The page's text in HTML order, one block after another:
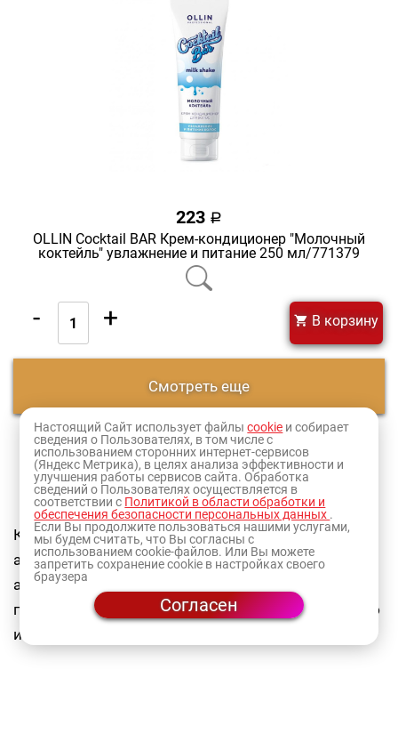
223 a
OLLIN Cocktail BAR Крем-кондиционер "Молочный
коктейль" увлажнение и питание 250 мл/771379
- + В корзину
Смотреть еще
1 2
Оформите заказ и товар доставят в ближайший к
ваммагазинили по адресу.
Каждый месяц мы формируем интересные
акционные предложения. В акционном
ассортименте вы найдете как новинки, так и
полулярную наиболее востребованную продукцию
известных брендов.
Настоящий Сайт использует файлыcookie и собирает
сведения о Пользователях, в том числе с
использованием сторонних интернет-сервисов
(Яндекс Метрика), в целях анализа эффективности и
улучшения работы сервисов сайта. Обработка
сведений о Пользователях осуществляется в
соответствии с Политикой в области обработки и
обеспечения безопасности персональных данных .
Если Вы продолжите пользоваться нашими услугами,
мы будем считать, что Вы согласны с
использованием cookie-файлов. Или Вы можете
запретить сохранение cookie в настройках своего
браузера
Согласен